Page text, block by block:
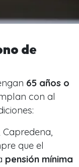
de
65 años o
con al
Capredena,
que el
pensión mínima